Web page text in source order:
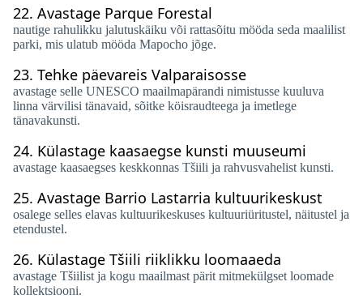
22. Avastage Parque Forestal
nautige rahulikku jalutuskäiku või rattasõitu mööda seda maalilist
parki, mis ulatub mööda Mapocho jõge.
23. Tehke päevareis Valparaisosse
avastage selle UNESCO maailmapärandi nimistusse kuuluva
linna värvilisi tänavaid, sõitke köisraudteega ja imetlege
tänavakunsti.
24. Külastage kaasaegse kunsti muuseumi
avastage kaasaegses keskkonnas Tšiili ja rahvusvahelist kunsti.
25. Avastage Barrio Lastarria kultuurikeskust
osalege selles elavas kultuurikeskuses kultuuriüritustel, näitustel ja
etendustel.
26. Külastage Tšiili riiklikku loomaaeda
avastage Tšiilist ja kogu maailmast pärit mitmekülgset loomade
kollektsiooni.